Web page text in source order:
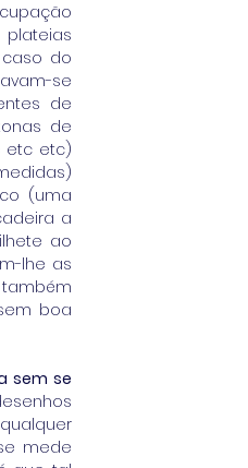
do
se
de
de
etc etc)
(uma
a
ao
lhe as
boa
sem se
mede